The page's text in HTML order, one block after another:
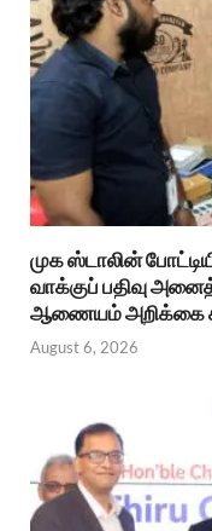
முக ஸ்டாலின்
வாக்குப் பதிவு
ஆணையம் அறிக்கை
August 6, 2026